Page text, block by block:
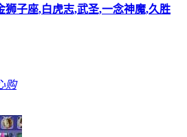
狮子座,白虎志,武圣,一念神魔,久胜
购